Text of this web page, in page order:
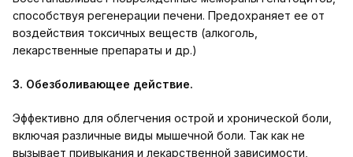
способствуя регенерации печени. Предохраняет ее от
воздействия токсичных веществ (алкоголь,
лекарственные препараты и др.)
3. Обезболивающее действие.
Эффективно для облегчения острой и хронической боли,
включая различные виды мышечной боли. Так как не
вызывает привыкания и лекарственной зависимости,